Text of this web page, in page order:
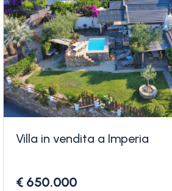
Villa in vendita a Imperia
€ 650.000